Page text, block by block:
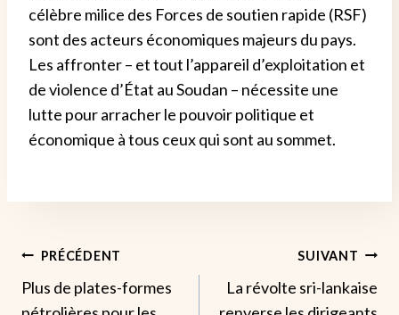
célèbre milice des Forces de soutien rapide (RSF)
sont des acteurs économiques majeurs du pays.
Les affronter – et tout l’appareil d’exploitation et
de violence d’État au Soudan – nécessite une
lutte pour arracher le pouvoir politique et
économique à tous ceux qui sont au sommet.
Navigation
De
PRÉCÉDENT
Plus de plates-formes
SUIVANT
La révolte sri-lankaise